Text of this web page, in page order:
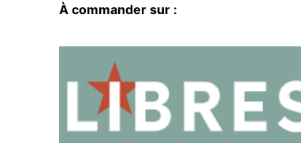
À commander sur :